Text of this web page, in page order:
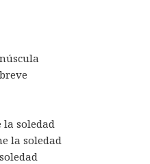
la soledad
la soledad